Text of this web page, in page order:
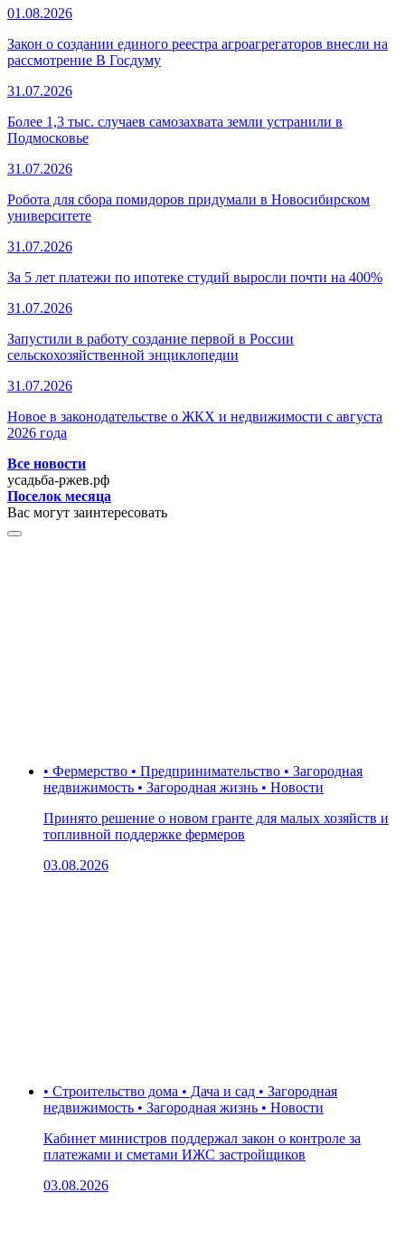
01.08.2026
Закон о создании единого реестра агроагрегаторов внесли на
рассмотрение В Госдуму
31.07.2026
Более 1,3 тыс. случаев самозахвата земли устранили в
Подмосковье
31.07.2026
Робота для сбора помидоров придумали в Новосибирском
университете
31.07.2026
За 5 лет платежи по ипотеке студий выросли почти на 400%
31.07.2026
Запустили в работу создание первой в России
сельскохозяйственной энциклопедии
31.07.2026
Новое в законодательстве о ЖКХ и недвижимости с августа
2026 года
Все новости
усадьба-ржев.рф
Поселок месяца
Вас могут заинтересовать
• Фермерство • Предпринимательство • Загородная
недвижимость • Загородная жизнь • Новости
Принято решение о новом гранте для малых хозяйств и
топливной поддержке фермеров
03.08.2026
• Строительство дома • Дача и сад • Загородная
недвижимость • Загородная жизнь • Новости
Кабинет министров поддержал закон о контроле за
платежами и сметами ИЖС застройщиков
03.08.2026